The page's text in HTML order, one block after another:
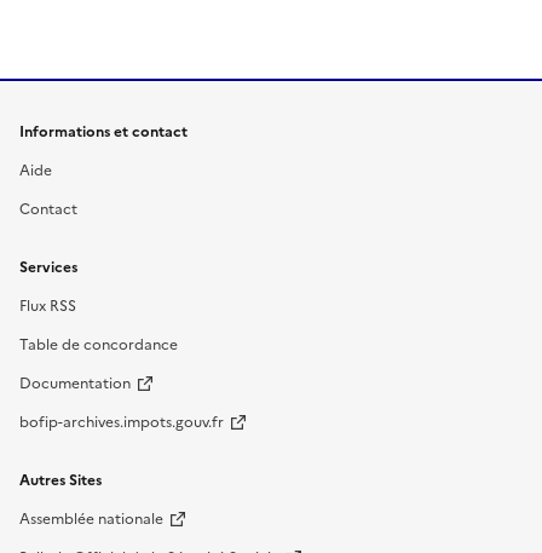
Informations et contact
Aide
Contact
Services
Flux RSS
Table de concordance
Documentation
bofip-archives.impots.gouv.fr
Autres Sites
Assemblée nationale